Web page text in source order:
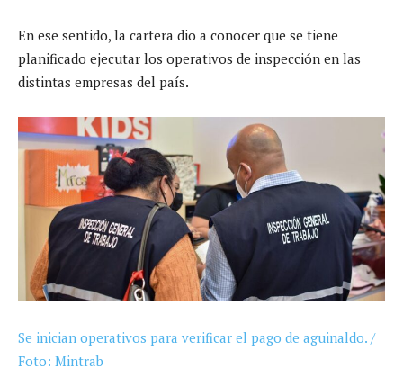
En ese sentido, la cartera dio a conocer que se tiene
planificado ejecutar los operativos de inspección en las
distintas empresas del país.
Se inician operativos para verificar el pago de aguinaldo. /
Foto: Mintrab